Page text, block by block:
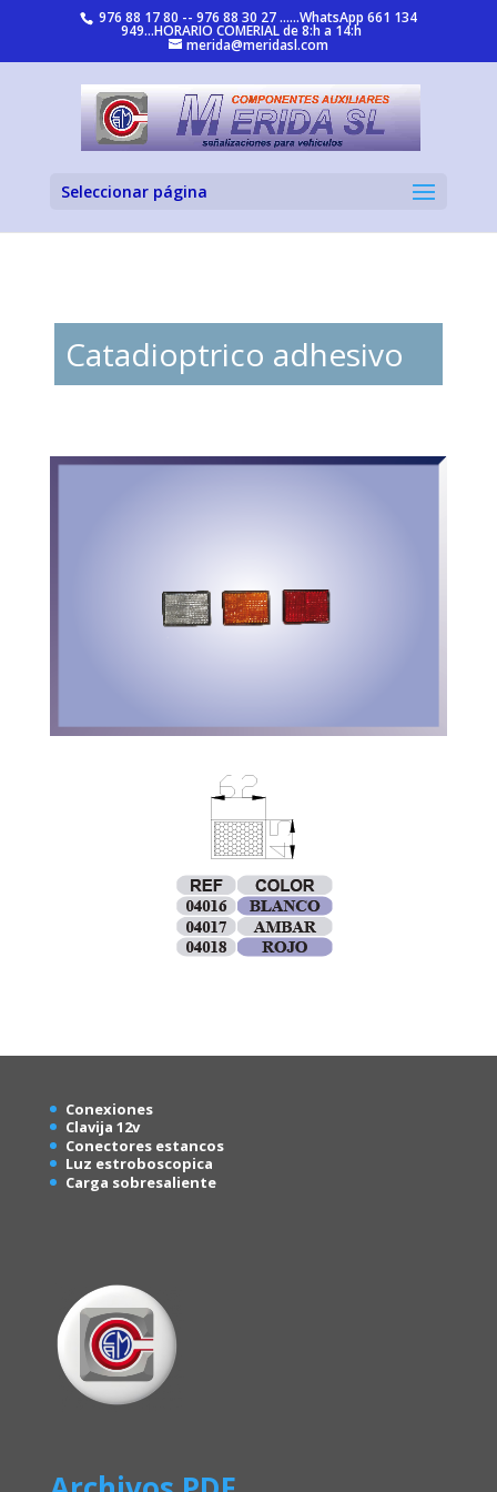
976 88 17 80 -- 976 88 30 27 ......WhatsApp 661 134
949...HORARIO COMERIAL de 8:h a 14:h
merida@meridasl.com
Seleccionar página
Catadioptrico adhesivo
Conexiones
Clavija 12v
Conectores estancos
Luz estroboscopica
Carga sobresaliente